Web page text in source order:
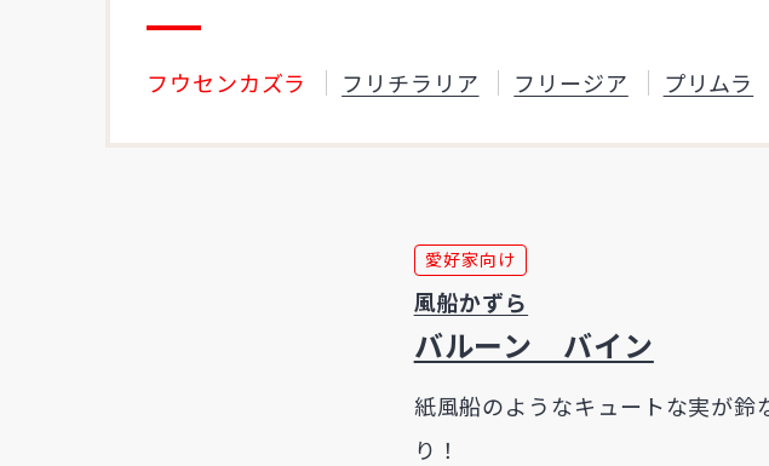
フウセンカズラ フリチラリア フリージア プリムラ
愛好家向け
風船かずら
バルーン バイン
紙風船のようなキュートな実が鈴
り！